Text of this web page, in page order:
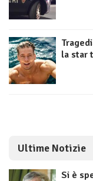
la star
Ultime Notizie
Si è